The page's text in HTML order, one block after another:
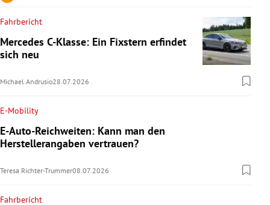
Fahrbericht
Mercedes C-Klasse: Ein Fixstern erfindet
sich neu
Michael Andrusio28.07.2026
E-Mobility
E-Auto-Reichweiten: Kann man den
Herstellerangaben vertrauen?
Teresa Richter-Trummer08.07.2026
Fahrbericht